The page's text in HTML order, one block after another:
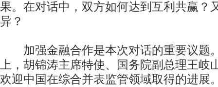
果。在对话中，双方如何达到互利共赢？
异？
加强金融合作是本次对话的重要议题
上，胡锦涛主席特使、国务院副总理王岐
欢迎中国在综合并表监管领域取得的进展